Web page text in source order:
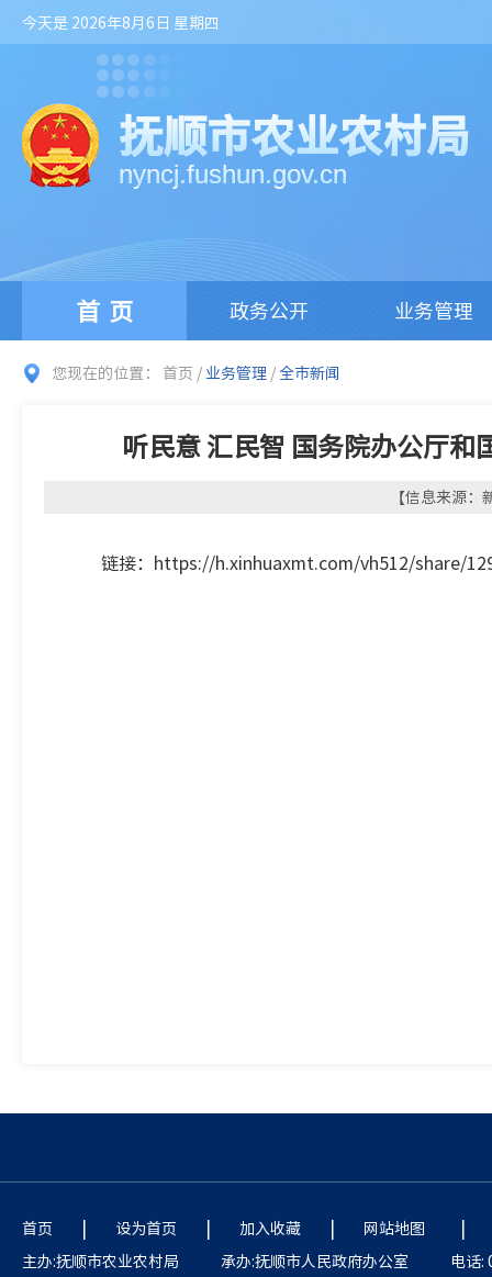
今天是 2026年8月6日 星期四
抚顺市农业农村局
nyncj.fushun.gov.cn
首页 政务公开 业务管理
您现在的位置： 首页 /业务管理 /全市新闻
听民意 汇民智 国务院办公厅
【信息来源
链接：https://h.xinhuaxmt.com/vh512/share/
首页 | 设为首页 | 加入收藏 | 网站地图 |
主办:抚顺市农业农村局 承办:抚顺市人民政府办公室
电话: